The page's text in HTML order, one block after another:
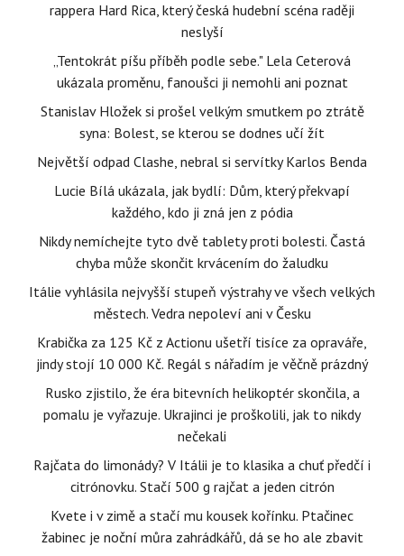
rappera Hard Rica, který česká hudební scéna raději
neslyší
„Tentokrát píšu příběh podle sebe." Lela Ceterová
ukázala proměnu, fanoušci ji nemohli ani poznat
Stanislav Hložek si prošel velkým smutkem po ztrátě
syna: Bolest, se kterou se dodnes učí žít
Největší odpad Clashe, nebral si servítky Karlos Benda
Lucie Bílá ukázala, jak bydlí: Dům, který překvapí
každého, kdo ji zná jen z pódia
Nikdy nemíchejte tyto dvě tablety proti bolesti. Častá
chyba může skončit krvácením do žaludku
Itálie vyhlásila nejvyšší stupeň výstrahy ve všech velkých
městech. Vedra nepoleví ani v Česku
Krabička za 125 Kč z Actionu ušetří tisíce za opraváře,
jindy stojí 10 000 Kč. Regál s nářadím je věčně prázdný
Rusko zjistilo, že éra bitevních helikoptér skončila, a
pomalu je vyřazuje. Ukrajinci je proškolili, jak to nikdy
nečekali
Rajčata do limonády? V Itálii je to klasika a chuť předčí i
citrónovku. Stačí 500 g rajčat a jeden citrón
Kvete i v zimě a stačí mu kousek kořínku. Ptačinec
žabinec je noční můra zahrádkářů, dá se ho ale zbavit